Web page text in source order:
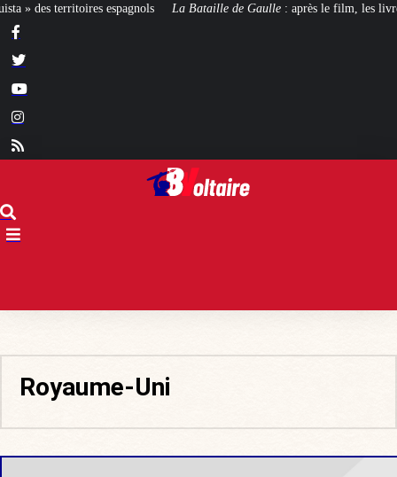
de Gaulle: après le film, les livres ! [CINÉMA]De la Comédie-
Royaume-Uni